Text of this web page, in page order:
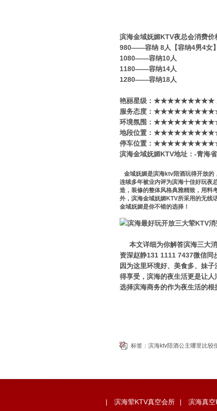
滨海金域妩媚KTV夜总会消费价
980——容纳 8人【容纳4男4女
1080——容纳10人
1180——容纳14人
1280——容纳18人
艳丽星级​‌‌：★★★★★★★★★
服务态度：★★★★★★★★★☆
环境氛围：★★★★★★★★★☆
地段位置：★★★★★★★★★☆
停车位置：★★★★★★★★★☆
滨海金域妩媚KTV地址：-青海
金域妩媚是滨海ktv陪酒玩得开放的
连续多年被业内评为滨海十佳好玩夜
造，装修的整体风格典雅精致，用料
外，滨海金域妩媚KTV所采用的无线
金域妩媚是你不错的选择！
本文详细为你解答滨海三大消
资深赵静131 1111 7437微信同
因为这里环境好、美食多、妹
得享受，滨海的夜生活更是让
选择滨海商务的作为夜生活的
标签： 滨海ktv陪酒公主哪里比较
| 滨海荤KTV真空会所 | 滨海真